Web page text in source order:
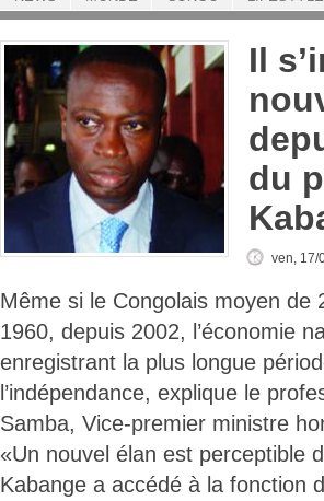
ACCUEIL
Il
du
ven, 17/
Même si le Congolais moyen de
1960, depuis 2002, l’économie
enregistrant la plus longue
l’indépendance, explique le
Samba, Vice-premier ministre
«Un nouvel élan est perceptible
Kabange a accédé à la fonction